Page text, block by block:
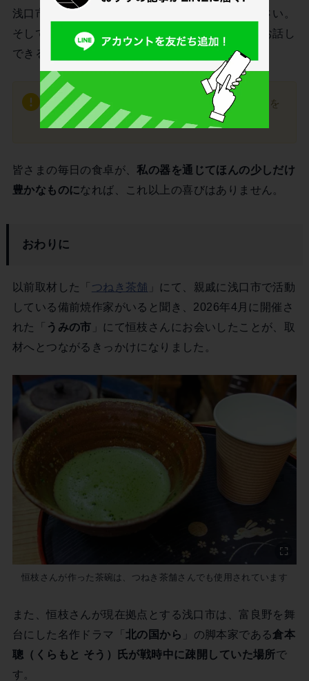
浅口市のアトリエにも、ぜひお気軽にお越しください。
そして実際に器に触れていただき、皆さまと直接お話し
できることを楽しみにしています。
留守にしていることもあるため、アトリエに足を
運ぶ場合は、事前に連絡をお願いします。
皆さまの毎日の食卓が、私の器を通じてほんの少しだけ
豊かなものになれば、これ以上の喜びはありません。
おわりに
以前取材した「 つねき茶舗
」にて、親戚に浅口市で活動
している備前焼作家がいると聞き、2026年4月に開催さ
れた「 うみの市 」にて恒枝さんにお会いしたことが、取
材へとつながるきっかけになりました。
恒枝さんが作った茶碗は、つねき茶舗さんでも使用されています
また、恒枝さんが現在拠点とする浅口市は、富良野を舞
台にした名作ドラマ「北の国から 」の脚本家である倉本
聰（くらもと そう）氏が戦時中に疎開していた場所で
す。